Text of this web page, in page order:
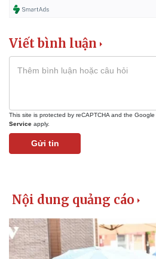
Viết bình luận
This site is protected by reCAPTCHA and the Google
Service apply.
Gửi tin